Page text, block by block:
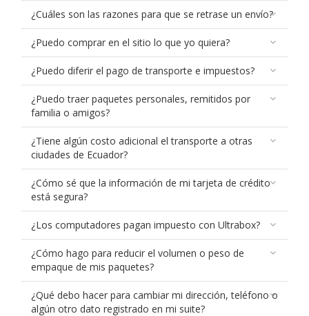
¿Cuáles son las razones para que se retrase un envío?
¿Puedo comprar en el sitio lo que yo quiera?
¿Puedo diferir el pago de transporte e impuestos?
¿Puedo traer paquetes personales, remitidos por
familia o amigos?
¿Tiene algún costo adicional el transporte a otras
ciudades de Ecuador?
¿Cómo sé que la información de mi tarjeta de crédito
está segura?
¿Los computadores pagan impuesto con Ultrabox?
¿Cómo hago para reducir el volumen o peso de
empaque de mis paquetes?
¿Qué debo hacer para cambiar mi dirección, teléfono o
algún otro dato registrado en mi suite?